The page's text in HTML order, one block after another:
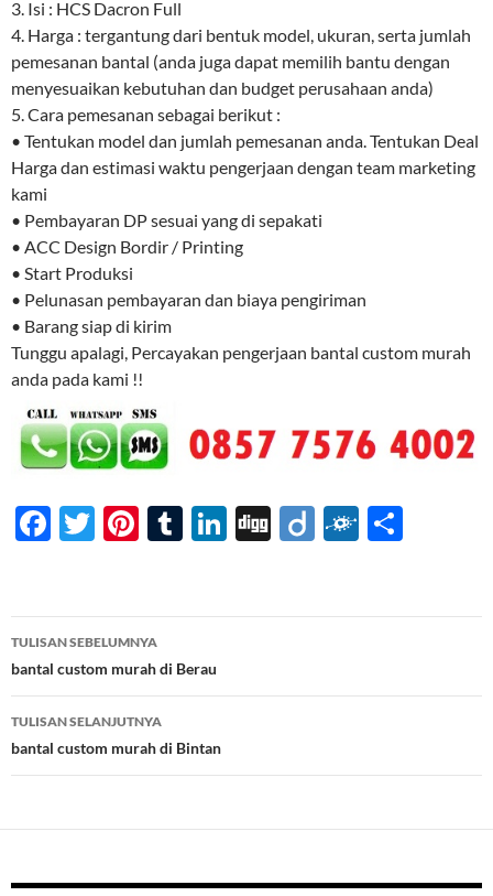
3. Isi : HCS Dacron Full
4. Harga : tergantung dari bentuk model, ukuran, serta jumlah
pemesanan bantal (anda juga dapat memilih bantu dengan
menyesuaikan kebutuhan dan budget perusahaan anda)
5. Cara pemesanan sebagai berikut :
• Tentukan model dan jumlah pemesanan anda. Tentukan Deal
Harga dan estimasi waktu pengerjaan dengan team marketing
kami
• Pembayaran DP sesuai yang di sepakati
• ACC Design Bordir / Printing
• Start Produksi
• Pelunasan pembayaran dan biaya pengiriman
• Barang siap di kirim
Tunggu apalagi, Percayakan pengerjaan bantal custom murah
anda pada kami !!
F
b
o
o
k
T
er
Pi
es
t
T
bl
r
Li
e
n
Di Di F
d e
Navigasi
Tulisan
TULISAN SEBELUMNYA
bantal custom murah di Berau
TULISAN SELANJUTNYA
bantal custom murah di Bintan